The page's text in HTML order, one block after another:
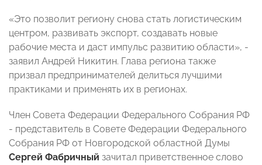
«Это позволит региону снова стать логистическим
центром, развивать экспорт, создавать новые
рабочие места и даст импульс развитию области», -
заявил Андрей Никитин. Глава региона также
призвал предпринимателей делиться лучшими
практиками и применять их в регионах.
Член Совета Федерации Федерального Собрания РФ
- представитель в Совете Федерации Федерального
Собрания РФ от Новгородской областной Думы
Сергей Фабричный зачитал приветственное слово